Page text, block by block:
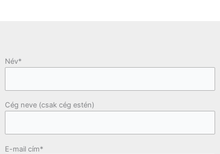
Név*
Cég neve (csak cég estén)
E-mail cím*